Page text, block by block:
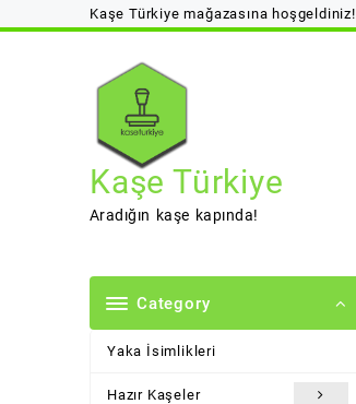
to
Kaşe Türkiye mağazasına hoşgeldiniz!
Kaşe Türkiye
Aradığın kaşe kapında!
Category
Yaka İsimlikleri
Hazır Kaşeler